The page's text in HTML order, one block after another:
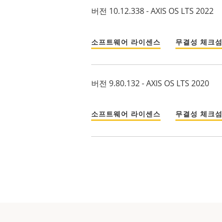
버전 10.12.338 - AXIS OS LTS 2022
소프트웨어 라이센스 무결성 체크섬
버전 9.80.132 - AXIS OS LTS 2020
소프트웨어 라이센스 무결성 체크섬